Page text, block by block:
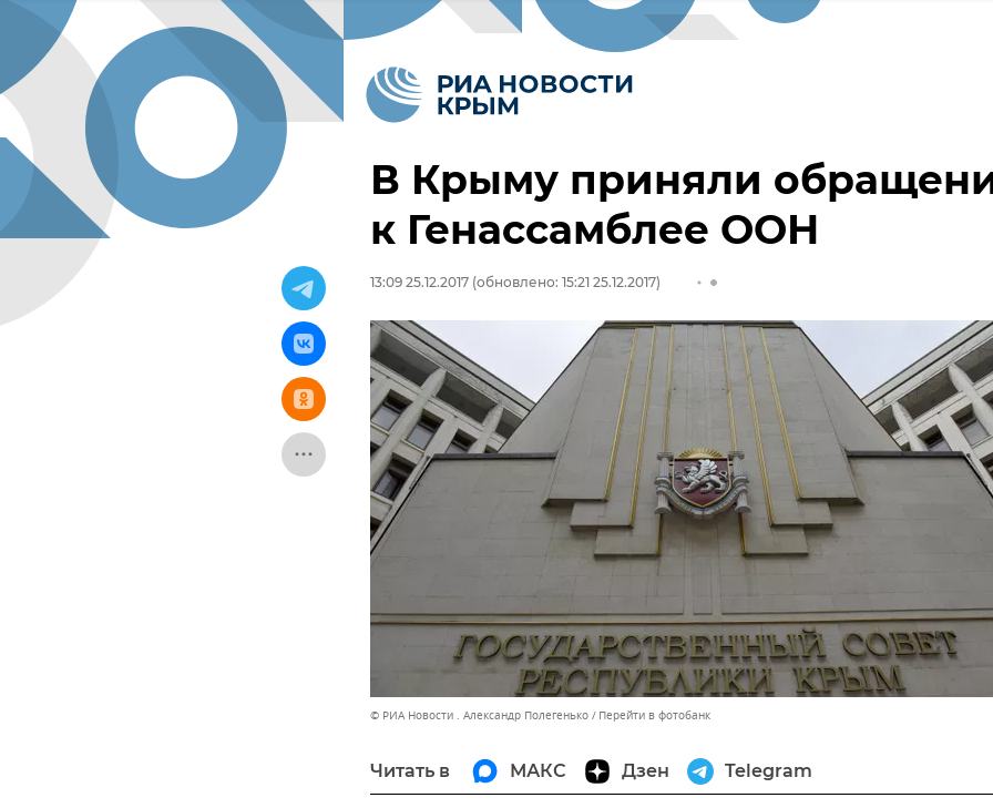
В Крыму приняли
к Генассамблее ООН
13:09 25.12.2017 (обновлено: 15:21 25.12.2017)
© РИА Новости . Александр Полегенько Перейти в фотобанк
Читать в МАКС Дзен Telegram